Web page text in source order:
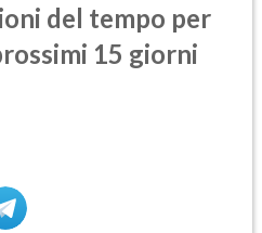
del tempo per
15 giorni